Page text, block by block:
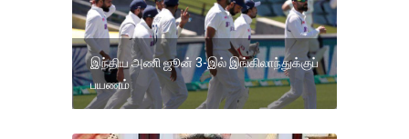
இந்திய அணி ஜூன் 3-இல் இங்கிலாந்துக்குப்
பயணம்